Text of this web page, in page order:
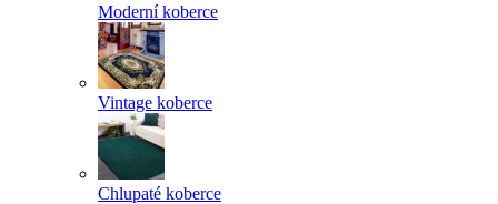
Moderní koberce
Vintage koberce
Chlupaté koberce